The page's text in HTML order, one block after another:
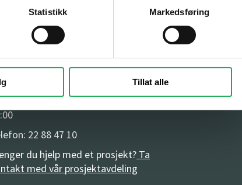
Statistikk Markedsføring
Tillat alle
oss
på hovedkontoret: 08:00-
22 88 47 10
du hjelp med et prosjekt? Ta
med vår prosjektavdeling